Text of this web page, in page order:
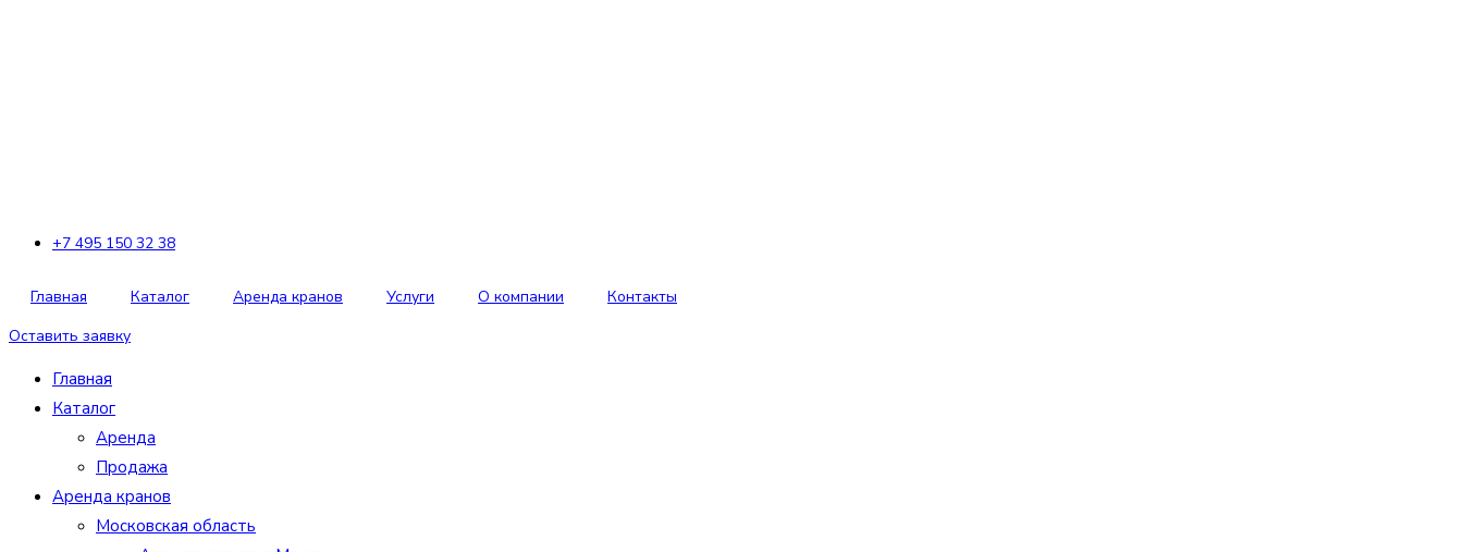
+7 495 150 32 38
Главная Каталог Аренда кранов Услуги О компании
Контакты
Оставить заявку
Главная
Каталог
Аренда
Продажа
Аренда кранов
Московская область